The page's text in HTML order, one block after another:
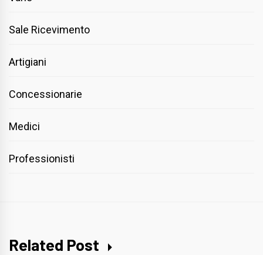
Sale Ricevimento
Artigiani
Concessionarie
Medici
Professionisti
Related Post